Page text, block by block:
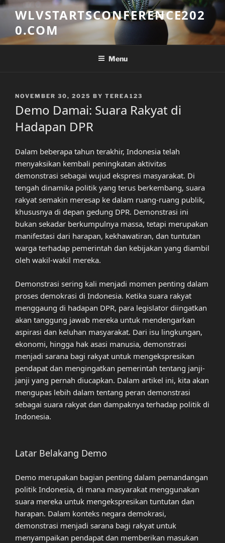
Skip
content
WLVSTARTSCONFERENCE202
0.COM
Menu
POSTED
NOVEMBER 30, 2025 BY TEREA123
Demo Damai: Suara Rakyat di
Hadapan DPR
Dalam beberapa tahun terakhir, Indonesia telah
menyaksikan kembali peningkatan aktivitas
demonstrasi sebagai wujud ekspresi masyarakat. Di
tengah dinamika politik yang terus berkembang, suara
rakyat semakin meresap ke dalam ruang-ruang publik,
khususnya di depan gedung DPR. Demonstrasi ini
bukan sekadar berkumpulnya massa, tetapi merupakan
manifestasi dari harapan, kekhawatiran, dan tuntutan
warga terhadap pemerintah dan kebijakan yang diambil
oleh wakil-wakil mereka.
Demonstrasi sering kali menjadi momen penting dalam
proses demokrasi di Indonesia. Ketika suara rakyat
menggaung di hadapan DPR, para legislator diingatkan
akan tanggung jawab mereka untuk mendengarkan
aspirasi dan keluhan masyarakat. Dari isu lingkungan,
ekonomi, hingga hak asasi manusia, demonstrasi
menjadi sarana bagi rakyat untuk mengekspresikan
pendapat dan mengingatkan pemerintah tentang janji-
janji yang pernah diucapkan. Dalam artikel ini, kita akan
mengupas lebih dalam tentang peran demonstrasi
sebagai suara rakyat dan dampaknya terhadap politik di
Indonesia.
Latar Belakang Demo
Demo merupakan bagian penting dalam pemandangan
politik Indonesia, di mana masyarakat menggunakan
suara mereka untuk mengekspresikan tuntutan dan
harapan. Dalam konteks negara demokrasi,
demonstrasi menjadi sarana bagi rakyat untuk
menyampaikan pendapat dan memberikan masukan